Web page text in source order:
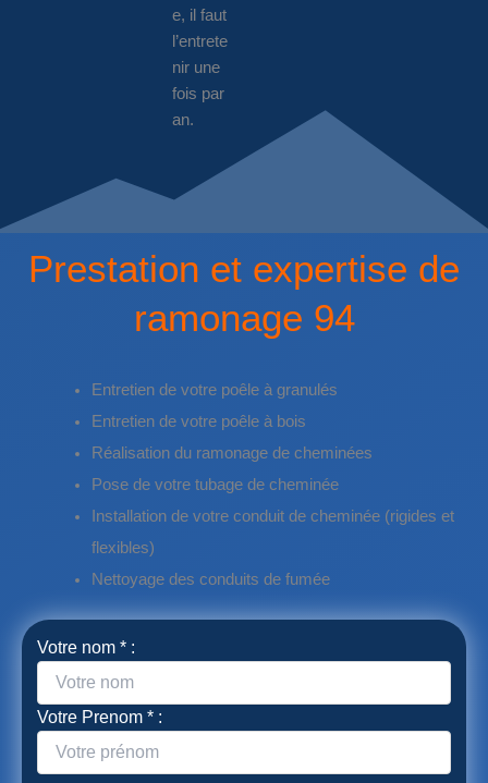
e, il faut
l’entrete
nir une
fois par
an.
Prestation et expertise de
ramonage 94
Entretien de votre poêle à granulés
Entretien de votre poêle à bois
Réalisation du ramonage de cheminées
Pose de votre tubage de cheminée
Installation de votre conduit de cheminée (rigides et
flexibles)
Nettoyage des conduits de fumée
Votre nom * :
Votre Prenom * :